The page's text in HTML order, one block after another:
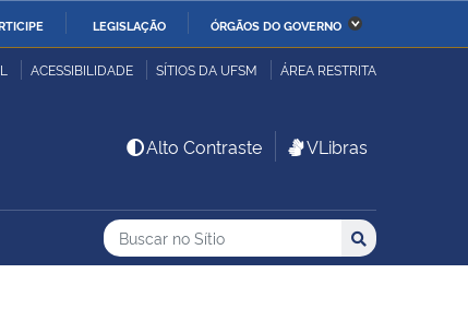
LEGISLAÇÃO ÓRGÃOS DO GOVERNO
da Economia Ministério da Infraestrutura
Ministério da Ciência,
Tecnologia, Inovações e
ACESSIBILIDADE SÍTIOS DA UFSM ÁREA RESTRITA
Alto Contraste VLibras
Busca
Buscar no no Sítio
Busca: Buscar